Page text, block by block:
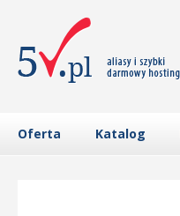
Oferta Katalog